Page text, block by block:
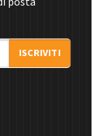
ISCRIVITI